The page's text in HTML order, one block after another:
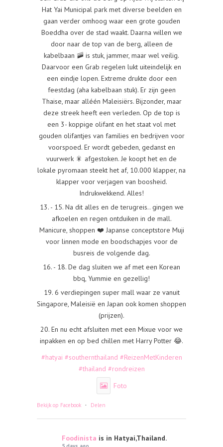
Hat Yai Municipal park met diverse beelden en
gaan verder omhoog waar een grote gouden
Boeddha over de stad waakt. Daarna willen we
door naar de top van de berg, alleen de
kabelbaan 🚠 is stuk, jammer, maar wel veilig.
Daarvoor een Grab regelen lukt uiteindelijk en
een eindje lopen. Extreme drukte door een
feestdag (aha kabelbaan stuk). Er zijn geen
Thaise, maar alléén Maleisiërs. Bijzonder, maar
deze streek heeft een verleden. Op de top is
een 3- koppige olifant en het staat vol met
gouden olifantjes van families en bedrijven voor
voorspoed. Er wordt gebeden, gedanst en
vuurwerk 🎇 afgestoken. Je koopt het en de
lokale pyromaan steekt het af, 10.000 klapper, na
klapper voor verjagen van boosheid.
Indrukwekkend. Alles!
13. - 15. Na dit alles en de terugreis.. gingen we
afkoelen en regen ontduiken in de mall.
Manicure, shoppen ❤️ Japanse conceptstore Muji
voor linnen mode en boodschapjes voor de
busreis de volgende dag.
16. - 18. De dag sluiten we af met een Korean
bbq, Yummie en gezellig!
19. 6 verdiepingen super mall waar ze vanuit
Singapore, Maleisië en Japan ook komen shoppen
(prijzen).
20. En nu echt afsluiten met een Mixue voor we
inpakken en op bed chillen met Harry Potter 😂.
#hatyai #southernthailand #ReizenMetKinderen
#thailand #rondreizen
Foto
Bekijk op Facebook · Delen
Foodinista is in Hatyai,Thailand.